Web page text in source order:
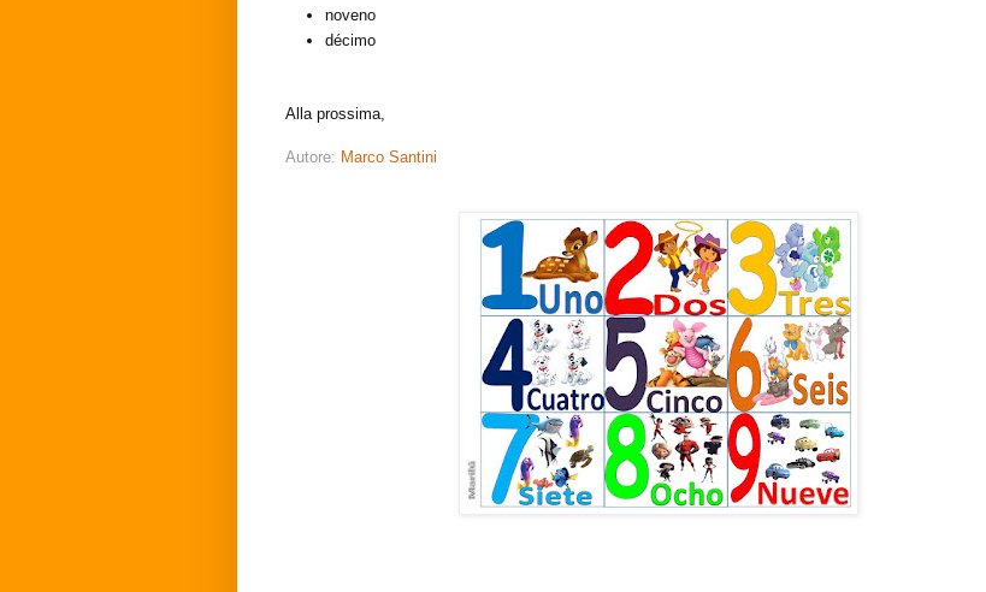
noveno
décimo
Alla prossima,
Autore: Marco Santini